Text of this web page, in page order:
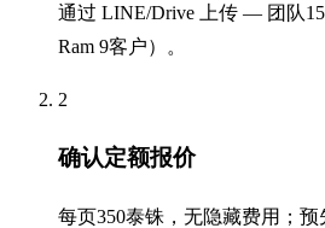
通过 LINE/Drive 上传 — 团队
Ram 9客户）。
2
确认定额报价
每页350泰铢，无隐藏费用；预